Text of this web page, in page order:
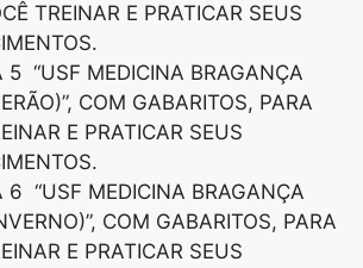
TREINAR E PRATICAR SEUS
5 “USF MEDICINA BRAGANÇA
COM GABARITOS, PARA
E PRATICAR SEUS
6 “USF MEDICINA BRAGANÇA
COM GABARITOS, PARA
E PRATICAR SEUS